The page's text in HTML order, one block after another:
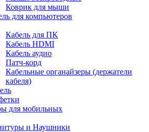
Коврик для мыши
для компьютеров
Кабель для ПК
Кабель HDMI
Кабель аудио
Патч-корд
Кабельные органайзеры (держатели
кабеля)
для мобильных
и Наушники